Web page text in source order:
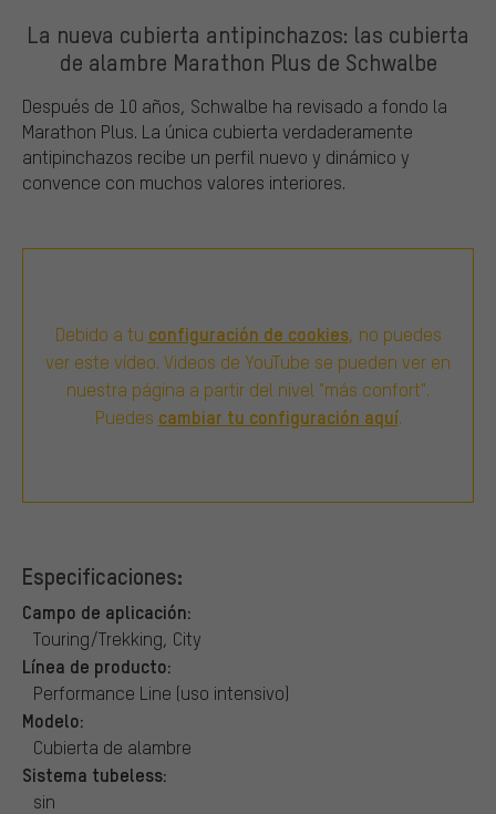
La nueva cubierta antipinchazos: las cubierta
de alambre Marathon Plus de Schwalbe
Después de 10 años, Schwalbe ha revisado a fondo la
Marathon Plus. La única cubierta verdaderamente
antipinchazos recibe un perfil nuevo y dinámico y
convence con muchos valores interiores.
Debido a tu configuración de cookies, no puedes
ver este vídeo. Videos de YouTube se pueden ver en
nuestra página a partir del nivel "más confort".
Puedes cambiar tu configuración aquí.
Especificaciones:
Campo de aplicación:
Touring/Trekking, City
Línea de producto:
Performance Line (uso intensivo)
Modelo:
Cubierta de alambre
Sistema tubeless:
sin